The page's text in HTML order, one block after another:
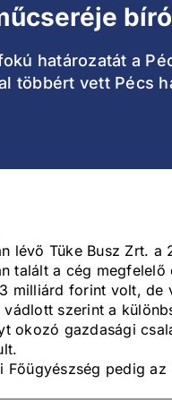
határozatát a
többért vett Pécs
lévő Tüke Busz Zrt. a
talált a cég
milliárd forint volt, de
szerint a
okozó gazdasági
Főügyészség pedig